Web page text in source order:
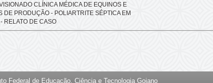
CLÍNICA MÉDICA DE EQUINOS E
DE PRODUÇÃO - POLIARTRITE SÉPTICA EM
RELATO DE CASO
Federal de Educação, Ciência e Tecnologia Goiano